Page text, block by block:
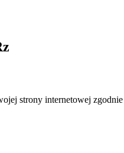
strony internetowej